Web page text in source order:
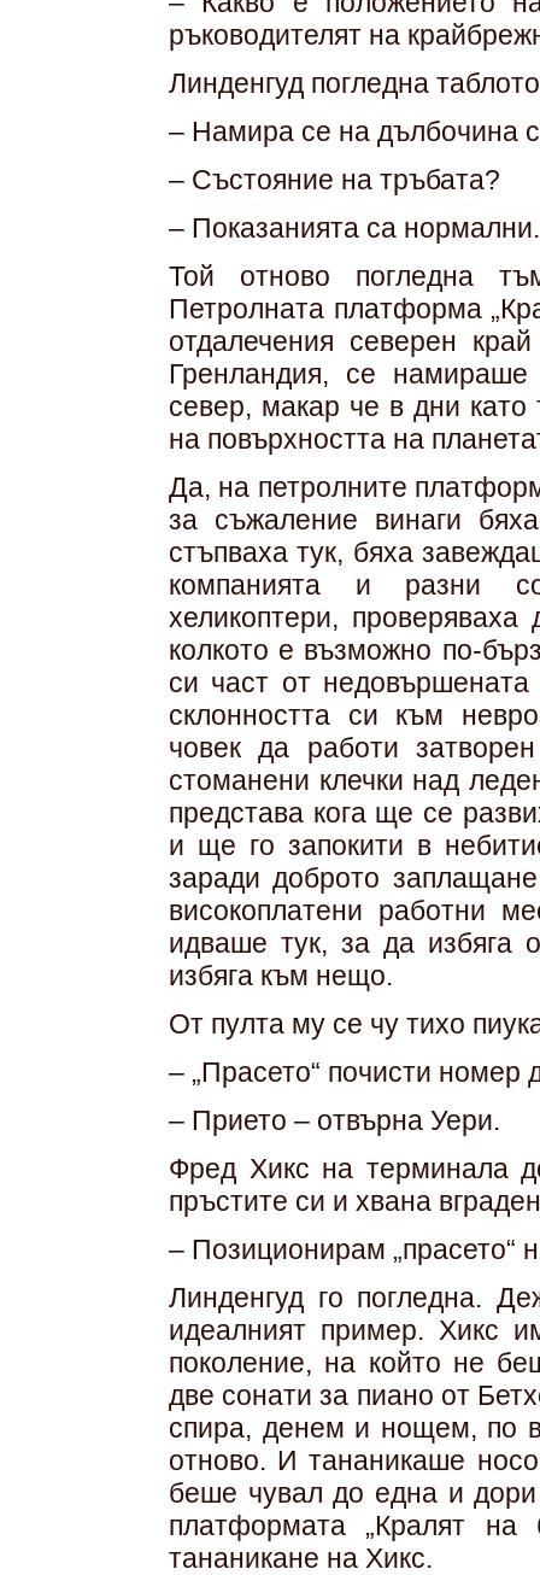
ръководителят на
Линденгуд погледна
– Намира се на дълбочина
– Състояние на тръбата?
– Показанията са
Той отново погледна
Петролната платформа
отдалечения северен
Гренландия, се
север, макар че в дни
на повърхността на
Да, на петролните
за съжаление винаги
стъпваха тук, бяха
компанията и разни
хеликоптери,
колкото е възможно по-
си част от
склонността си към
човек да работи
стоманени клечки над
представа кога ще се
и ще го запокити в
заради доброто
високоплатени работни
идваше тук, за да
избяга към нещо.
От пулта му се чу тихо
– „Прасето“ почисти номер
– Прието – отвърна Уери.
Фред Хикс на терминала
пръстите си и хвана
– Позиционирам „прасето“
Линденгуд го погледна.
идеалният пример. Хикс
поколение, на който не
две сонати за пиано от
спира, денем и нощем, по
отново. И тананикаше
беше чувал до една и
платформата „Кралят на
тананикане на Хикс.